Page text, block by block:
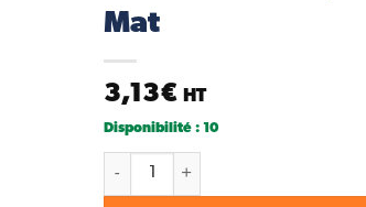
Mat
3,13€ HT
Disponibilité : 10
quantité de PS Crochet Casque